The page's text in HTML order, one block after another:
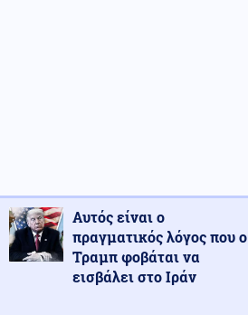
Αυτός είναι ο
πραγματικός λόγος που ο
Τραμπ φοβάται να
εισβάλει στο Ιράν